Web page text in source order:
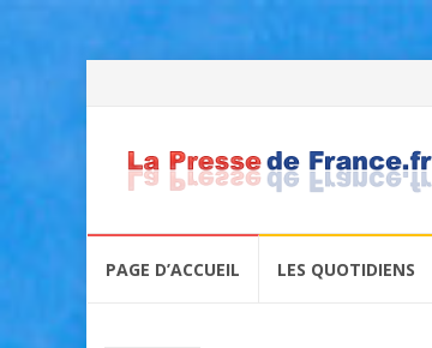
PAGE D’ACCUEIL LES QUOTIDIENS